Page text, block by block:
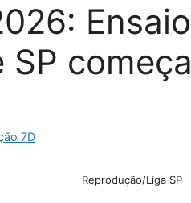
SP
7D
Reprodução/Liga SP